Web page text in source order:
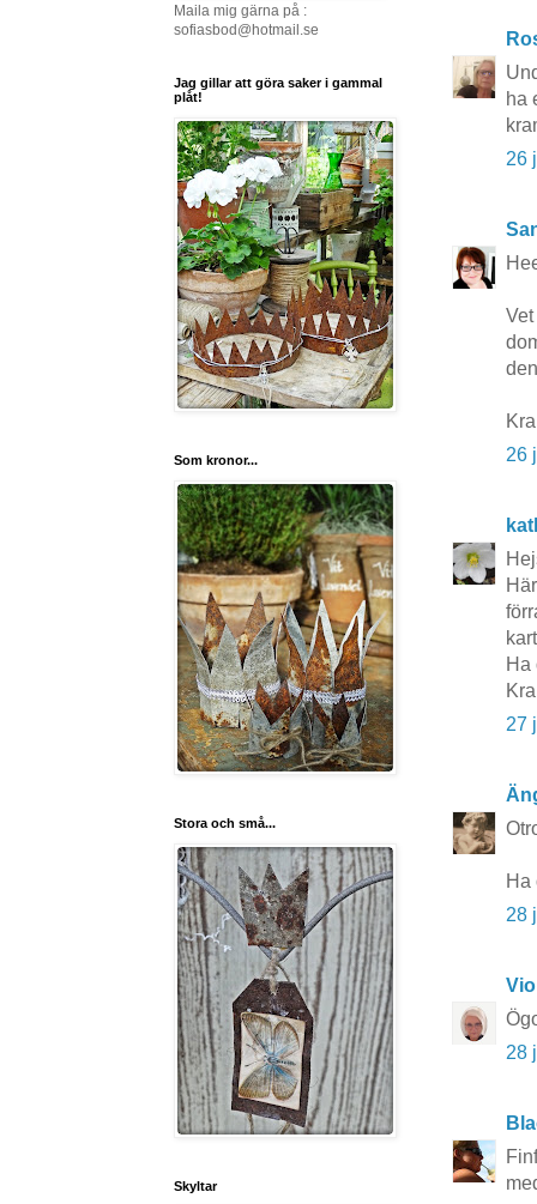
ha
26
26
Ha
27
Ha
28
28
Maila mig gärna på :
sofiasbod@hotmail.se
Jag gillar att göra saker i gammal
plåt!
Som kronor...
Stora och små...
Skyltar